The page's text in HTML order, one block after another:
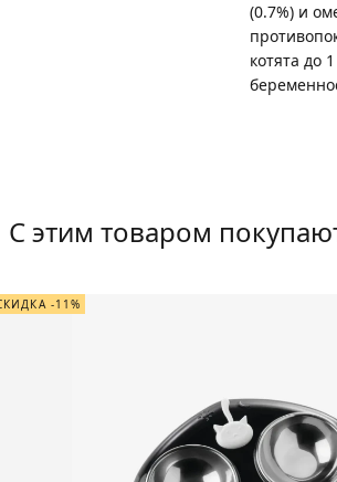
(0.7%) и
котята до
С этим товаром
-11%